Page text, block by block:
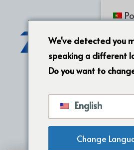
We've detected you
speaking a different
Do you want to
English
Change